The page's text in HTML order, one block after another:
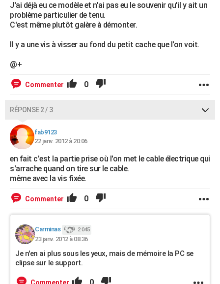
J'ai déjà eu ce modèle et n'ai pas eu le souvenir qu'il y ait un
problème particulier de tenu.
C'est même plutôt galère à démonter.
Il y a une vis à visser au fond du petit cache que l'on voit.
@+
Commenter 0
RÉPONSE 2 / 3
fab9123
22 janv. 2012 à 20:06
en fait c'est la partie prise où l'on met le cable électrique qui
s'arrache quand on tire sur le cable.
même avec la vis fixée.
Commenter 0
Carminas 2 045
23 janv. 2012 à 08:36
Je n'en ai plus sous les yeux, mais de mémoire la PC se
clipse sur le support.